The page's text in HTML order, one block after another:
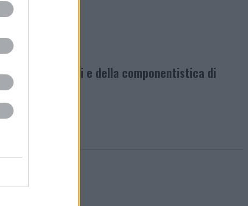
degli accessori e della componentistica di